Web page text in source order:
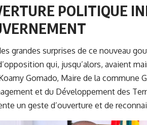
POLITIQUE
grandes surprises de ce nouveau
qui, jusqu’alors, avaient
Gomado, Maire de la commune
et du Développement des
un geste d’ouverture et de